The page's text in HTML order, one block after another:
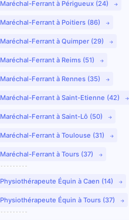
Maréchal-Ferrant à Périgueux (24)
Maréchal-Ferrant à Poitiers (86)
Maréchal-Ferrant à Quimper (29)
Maréchal-Ferrant à Reims (51)
Maréchal-Ferrant à Rennes (35)
Maréchal-Ferrant à Saint-Etienne (42)
Maréchal-Ferrant à Saint-Lô (50)
Maréchal-Ferrant à Toulouse (31)
Maréchal-Ferrant à Tours (37)
Physiothérapeute Équin à Caen (14)
Physiothérapeute Équin à Tours (37)